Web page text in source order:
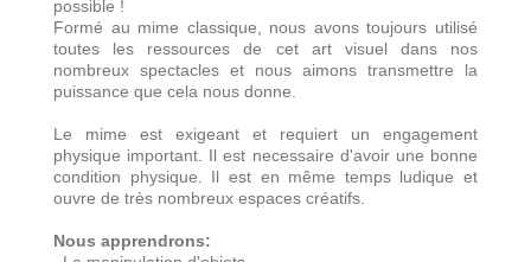
possible !
Formé au mime classique, nous avons toujours utilisé
toutes les ressources de cet art visuel dans nos
nombreux spectacles et nous aimons transmettre la
puissance que cela nous donne.
Le mime est exigeant et requiert un engagement
physique important. Il est necessaire d'avoir une bonne
condition physique. Il est en même temps ludique et
ouvre de très nombreux espaces créatifs.
Nous apprendrons: